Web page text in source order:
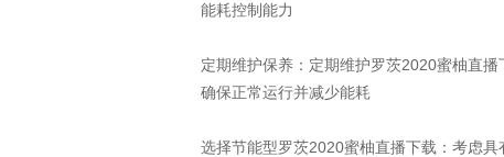
能耗控制能力
定期维护保养：定期维护罗茨2020蜜柚直
确保正常运行并减少能耗
选择节能型罗茨2020蜜柚直播下载：考虑